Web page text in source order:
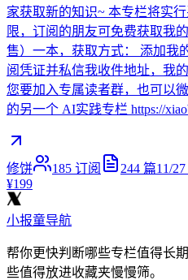
家获取新的知识~ 本专栏将实
限，订阅的朋友可免费获取我
售）一本，获取方式： 添加我
阅凭证并私信我收件地址，我
您要加入专属读者群，也可以
的另一个 AI实践专栏 https://
修饼 185 订阅 244 篇11/27
¥199
小报童导航
帮你更快判断哪些专栏值得长
些值得放进收藏夹慢慢筛。